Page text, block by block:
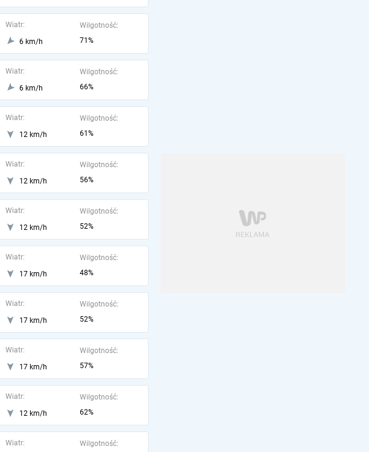
Wiatr:
6 km/h
Wilgotność:
71%
Wiatr:
6 km/h
Wilgotność:
66%
Wiatr:
12 km/h
Wilgotność:
61%
Wiatr:
12 km/h
Wilgotność:
56%
Wiatr:
12 km/h
Wilgotność:
52%
Wiatr:
17 km/h
Wilgotność:
48%
Wiatr:
17 km/h
Wilgotność:
52%
Wiatr:
17 km/h
Wilgotność:
57%
Wiatr:
12 km/h
Wilgotność:
62%
Wiatr:
Wilgotność: